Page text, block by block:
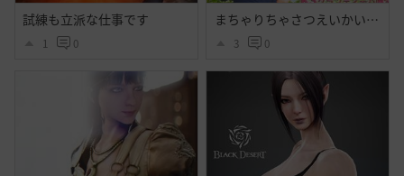
試練も立派な仕事です
1 0
まちゃりちゃさつえいかい【予告】
3 0